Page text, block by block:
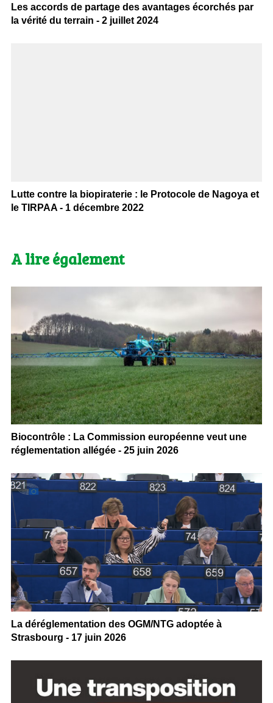
Les accords de partage des avantages écorchés par
la vérité du terrain - 2 juillet 2024
Lutte contre la biopiraterie : le Protocole de Nagoya et
le TIRPAA - 1 décembre 2022
A lire également
Biocontrôle : La Commission européenne veut une
réglementation allégée - 25 juin 2026
La déréglementation des OGM/NTG adoptée à
Strasbourg - 17 juin 2026